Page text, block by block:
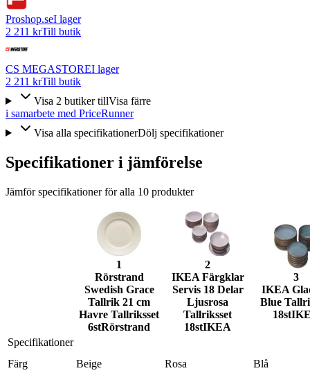
Proshop.seI lager
2 211 krTill butik
CS MEGASTOREI lager
2 211 krTill butik
Visa 2 butiker tillVisa färre
i samarbete med PriceRunner
Visa alla specifikationerDölj specifikationer
Specifikationer i jämförelse
Jämför specifikationer för alla 10 produkter
1
Rörstrand
Swedish Grace
Tallrik 21 cm
Havre Tallriksset
6stRörstrand
2
IKEA Färgklar
Servis 18 Delar
Ljusrosa
Tallriksset
18stIKEA
3
IKEA
Blue
18st
Specifikationer
Färg
Beige Rosa
Blå